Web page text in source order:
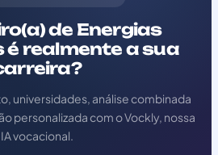
de Energias
é realmente a sua
universidades, análise combinada
personalizada com o Vockly, nossa
IA vocacional.